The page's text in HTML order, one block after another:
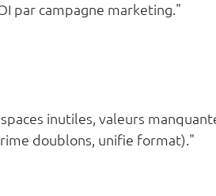
par campagne marketing."
inutiles, valeurs
doublons, unifie format)."